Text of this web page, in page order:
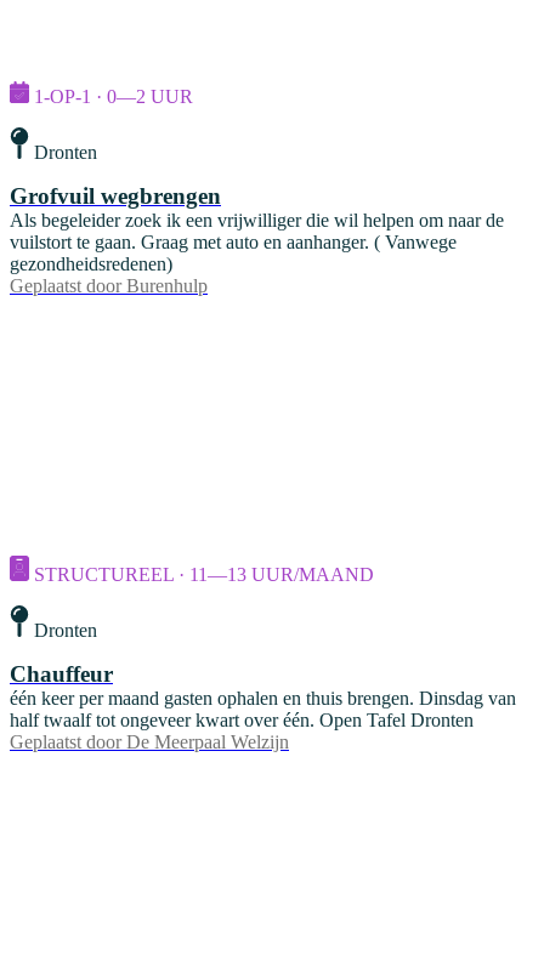
1-OP-1 · 0—2 UUR
Dronten
Grofvuil wegbrengen
Als begeleider zoek ik een vrijwilliger die wil helpen om naar de
vuilstort te gaan. Graag met auto en aanhanger. ( Vanwege
gezondheidsredenen)
Geplaatst door Burenhulp
STRUCTUREEL · 11—13 UUR/MAAND
Dronten
Chauffeur
één keer per maand gasten ophalen en thuis brengen. Dinsdag van
half twaalf tot ongeveer kwart over één. Open Tafel Dronten
Geplaatst door De Meerpaal Welzijn